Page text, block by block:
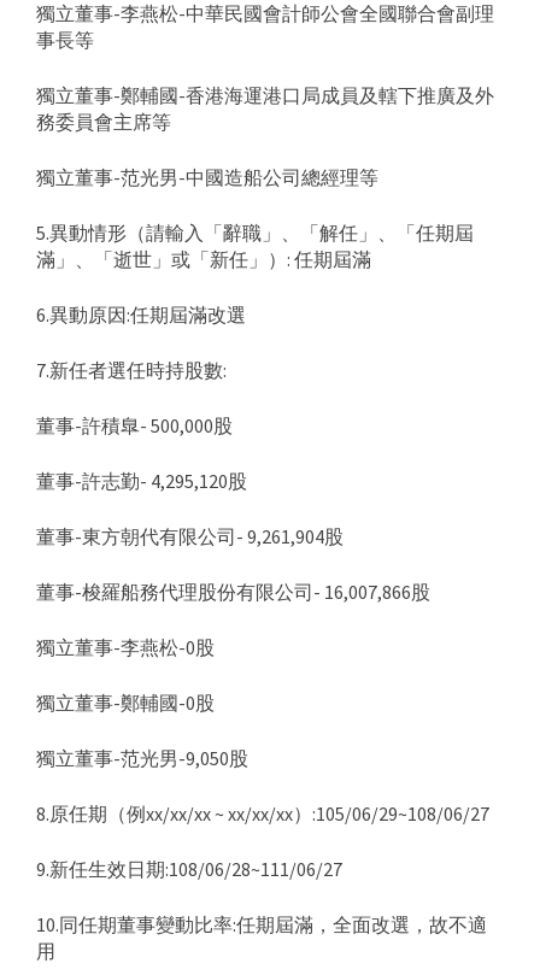
獨立董事-李燕松-中華民國會計師公會全國聯合會副理
事長等
獨立董事-鄭輔國-香港海運港口局成員及轄下推廣及外
務委員會主席等
獨立董事-范光男-中國造船公司總經理等
5.異動情形（請輸入「辭職」、「解任」、「任期屆
滿」、「逝世」或「新任」）: 任期屆滿
6.異動原因:任期屆滿改選
7.新任者選任時持股數:
董事-許積臯- 500,000股
董事-許志勤- 4,295,120股
董事-東方朝代有限公司- 9,261,904股
董事-梭羅船務代理股份有限公司- 16,007,866股
獨立董事-李燕松-0股
獨立董事-鄭輔國-0股
獨立董事-范光男-9,050股
8.原任期（例xx/xx/xx ~ xx/xx/xx）:105/06/29~108/06/27
9.新任生效日期:108/06/28~111/06/27
10.同任期董事變動比率:任期屆滿，全面改選，故不適
用